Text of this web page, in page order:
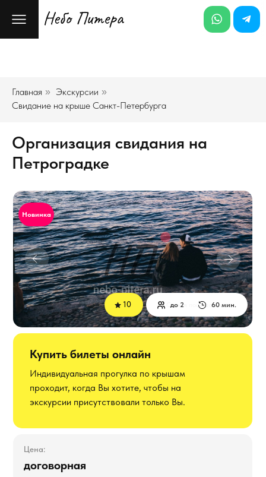
Главная » Экскурсии »
Свидание на крыше Санкт-Петербурга
Организация свидания на
Петроградке
Самая посещаемая
60 мин.
до 2
Новинка
10
Купить билеты онлайн
Индивидуальная прогулка по крышам
проходит, когда Вы хотите, чтобы на
экскурсии присутствовали только Вы.
договорная
Цена: